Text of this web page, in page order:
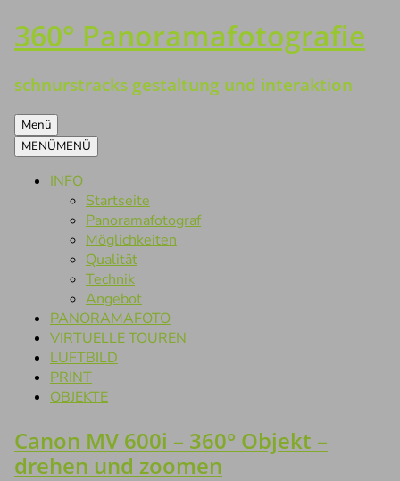
Zum
Inhalt
360° Panoramafotografie
schnurstracks gestaltung und interaktion
Menü
MENÜMENÜ
INFO
Startseite
Panoramafotograf
Möglichkeiten
Qualität
Technik
Angebot
PANORAMAFOTO
VIRTUELLE TOUREN
LUFTBILD
PRINT
OBJEKTE
Canon MV 600i – 360° Objekt –
drehen und zoomen